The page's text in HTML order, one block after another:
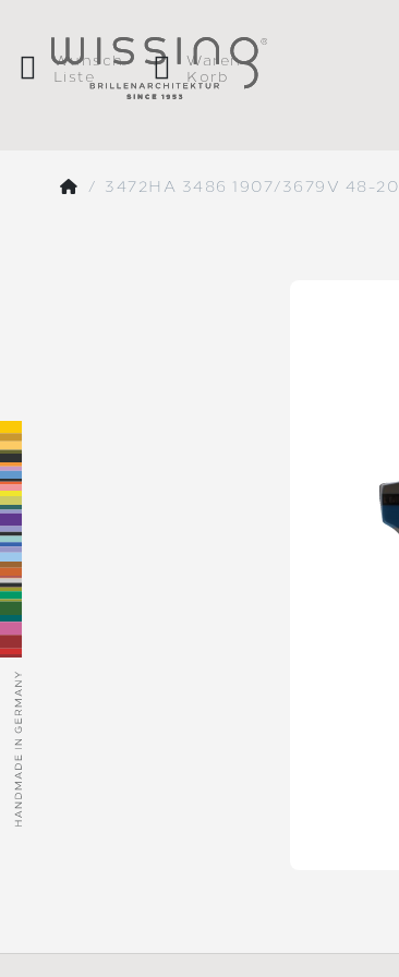
Wunsch
Liste
Waren
Korb
3472HA 3486 1907/3679V 48-20